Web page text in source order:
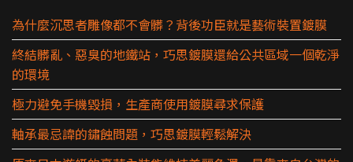
為什麼沉思者雕像都不會髒？背後功臣就是藝術裝置鍍膜
終結髒亂、惡臭的地鐵站，巧思鍍膜還給公共區域一個乾淨
的環境
極力避免手機毀損，生產商使用鍍膜尋求保護
軸承最忌諱的鏽蝕問題，巧思鍍膜輕鬆解決